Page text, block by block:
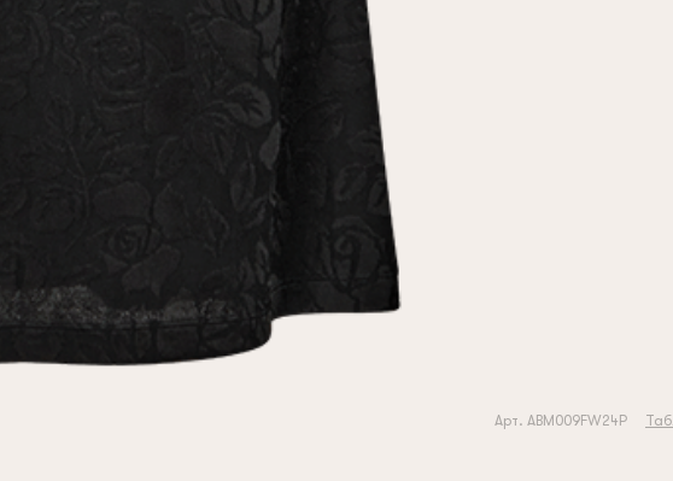
Арт. ABM009FW24P